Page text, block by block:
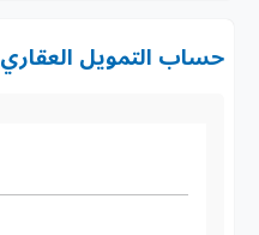
حساب التمويل العقاري